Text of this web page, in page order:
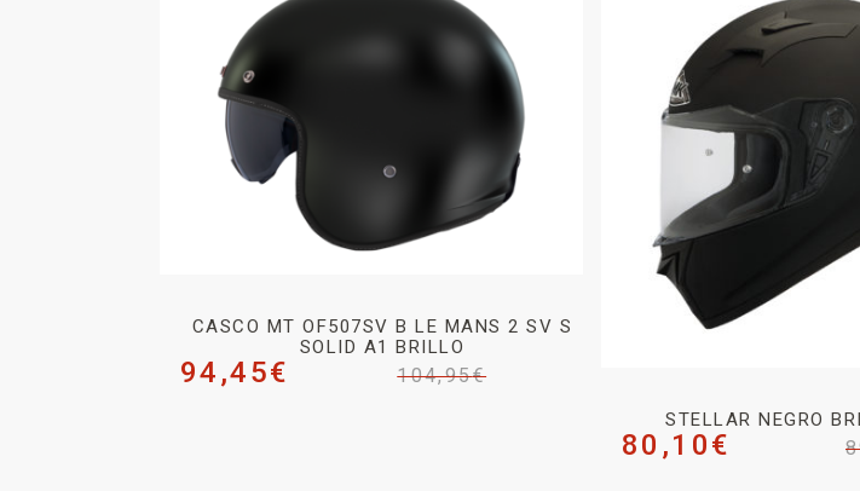
CASCO MT OF507SV B LE MANS 2 SV S
SOLID A1 BRILLO
104,95€
94,45€
STELLAR NEGRO
80,10€